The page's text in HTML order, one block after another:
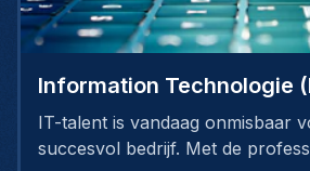
Information Technologie
IT-talent is vandaag onmisbaar
succesvol bedrijf. Met de